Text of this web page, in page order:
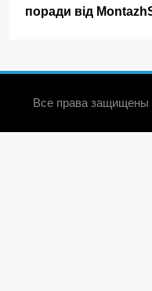
поради від
Все права